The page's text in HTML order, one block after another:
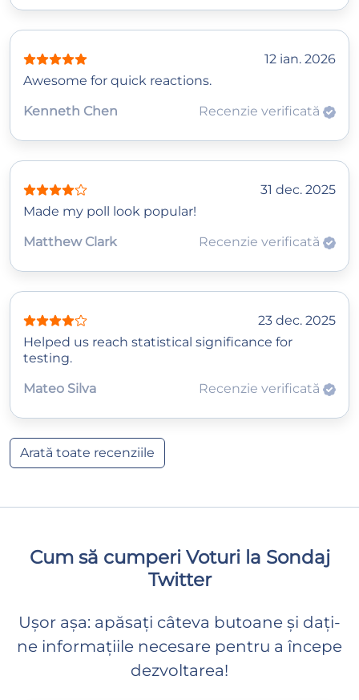
12 ian. 2026
Awesome for quick reactions.
Kenneth Chen
Recenzie verificată
31 dec. 2025
Made my poll look popular!
Matthew Clark
Recenzie verificată
23 dec. 2025
Helped us reach statistical significance for
testing.
Mateo Silva
Recenzie verificată
Arată toate recenziile
Cum să cumperi Voturi la Sondaj
Twitter
Ușor așa: apăsați câteva butoane și dați-
ne informațiile necesare pentru a începe
dezvoltarea!